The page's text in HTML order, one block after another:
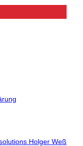
Holger Weß